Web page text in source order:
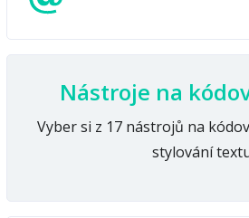
Nástroje na
Vyber si z 17 nástrojů na
stylování